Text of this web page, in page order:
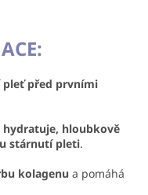
pleť před prvními
hydratuje, hloubkově
stárnutí pleti.
kolagenu a pomáhá